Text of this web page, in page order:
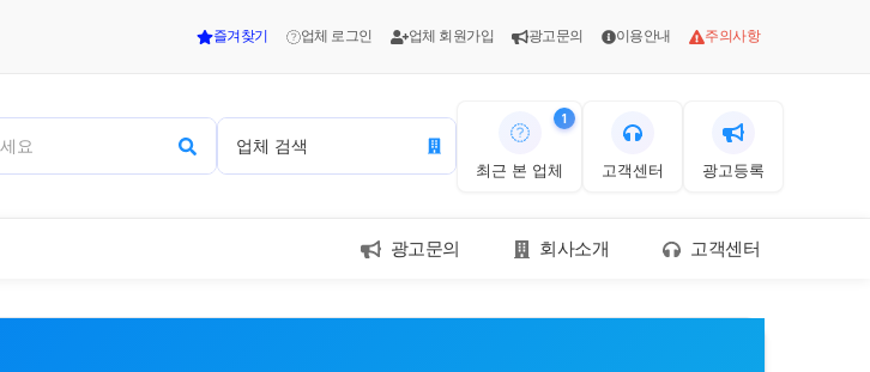
즐겨찾기 업체 로그인 업체 회원가입 광고문의 이용안내 주의사항
최근 본 업체
1
고객센터 광고등록
광고문의 회사소개 고객센터